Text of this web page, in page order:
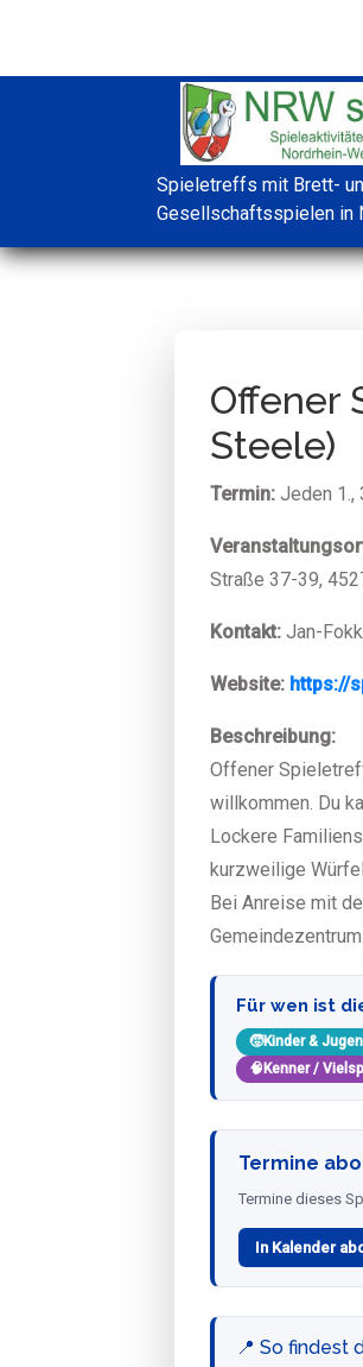
Spieletreffs mit Brett-
Gesellschaftsspielen in
Offener
Steele)
Termin: Jeden 1.,
Straße 37-39,
Kontakt: Jan-
Website: https://
Beschreibung:
Offener
willkommen. Du
Lockere
kurzweilige
Bei Anreise mit
Für wen ist
🧒Kinder &
🧠 Kenner /
Termine
Termine dieses
In Kalender
📍 So findest